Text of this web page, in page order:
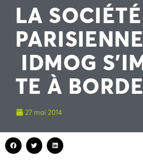
LA SOCIÉTÉ
PARISIENNE
IDMOG
TE À
27 mai 2014